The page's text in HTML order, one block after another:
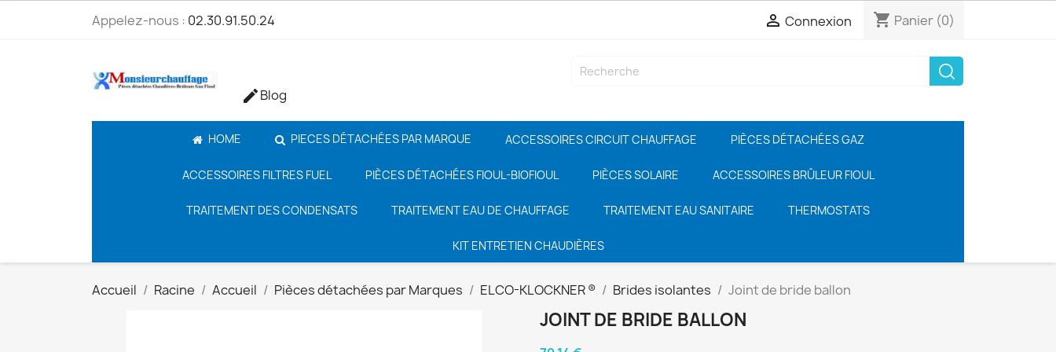
Appelez-nous : 02.30.91.50.24  Connexion shopping_cart Panier (0)
Blog
HOME PIECES DÉTACHÉES PAR MARQUE ACCESSOIRES CIRCUIT CHAUFFAGE PIÈCES DÉTACHÉES GAZ
ACCESSOIRES FILTRES FUEL PIÈCES DÉTACHÉES FIOUL-BIOFIOUL PIÈCES SOLAIRE ACCESSOIRES BRÛLEUR FIOUL
TRAITEMENT DES CONDENSATS TRAITEMENT EAU DE CHAUFFAGE TRAITEMENT EAU SANITAIRE THERMOSTATS
KIT ENTRETIEN CHAUDIÈRES
Accueil Racine Accueil Pièces détachées par Marques ELCO-KLOCKNER ® Brides isolantes Joint de bride ballon
JOINT DE BRIDE BALLON